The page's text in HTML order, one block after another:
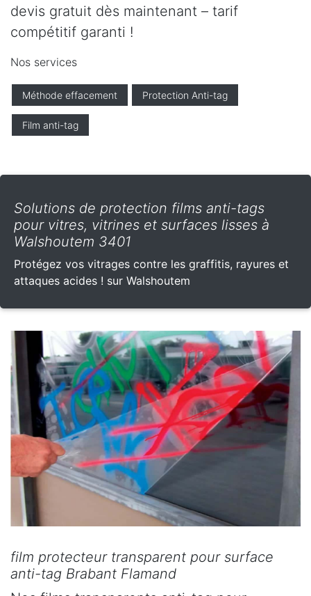
devis gratuit dès maintenant – tarif
compétitif garanti !
Nos services
Méthode effacement Protection Anti-tag
Film anti-tag
Solutions de protection films anti-tags
pour vitres, vitrines et surfaces lisses à
Walshoutem 3401
Protégez vos vitrages contre les graffitis, rayures et
attaques acides ! sur Walshoutem
film protecteur transparent pour surface
anti-tag Brabant Flamand